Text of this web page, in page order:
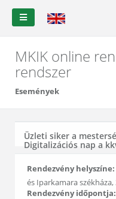
MKIK online
rendszer
Események
Üzleti siker a
Digitalizációs nap a
Rendezvény helyszíne:
és Iparkamara
Rendezvény időpontja: